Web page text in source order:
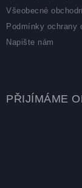
Všeobecné
Podmínky ochrany
Napište nám
PŘIJÍMÁME